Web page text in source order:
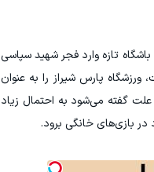
تازه وارد فجر شهید سپاسی
ورزشگاه پارس شیراز را به عنوان
گفته می‌شود به احتمال زیاد
در بازی‌های خانگی برود.